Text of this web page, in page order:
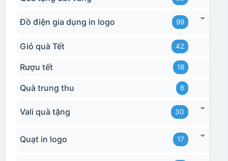
Đồ điện gia dụng in logo 99
Giỏ quà Tết 42
Rượu tết 18
Quà trung thu 6
Vali quà tặng 30
Quạt in logo 17